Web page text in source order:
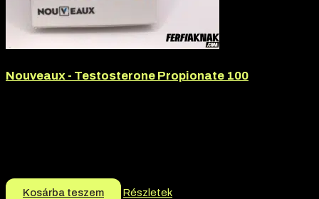
Nouveaux - Testosterone Propionate 100
Kosárba teszem
Részletek